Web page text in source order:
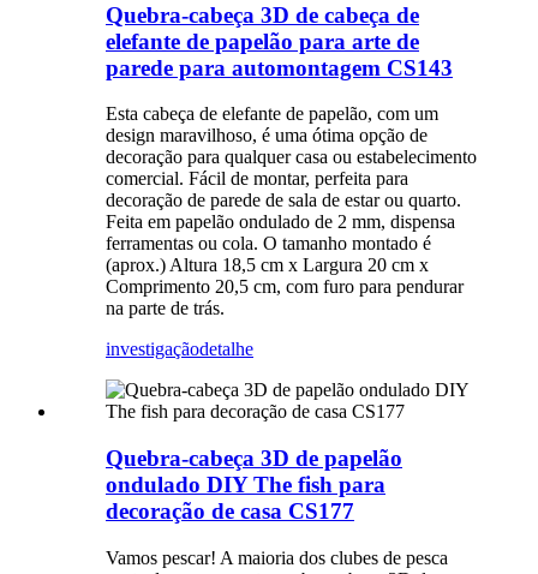
Quebra-cabeça 3D de cabeça de
elefante de papelão para arte de
parede para automontagem CS143
Esta cabeça de elefante de papelão, com um
design maravilhoso, é uma ótima opção de
decoração para qualquer casa ou estabelecimento
comercial. Fácil de montar, perfeita para
decoração de parede de sala de estar ou quarto.
Feita em papelão ondulado de 2 mm, dispensa
ferramentas ou cola. O tamanho montado é
(aprox.) Altura 18,5 cm x Largura 20 cm x
Comprimento 20,5 cm, com furo para pendurar
na parte de trás.
investigaçãodetalhe
Quebra-cabeça 3D de papelão
ondulado DIY The fish para
decoração de casa CS177
Vamos pescar! A maioria dos clubes de pesca